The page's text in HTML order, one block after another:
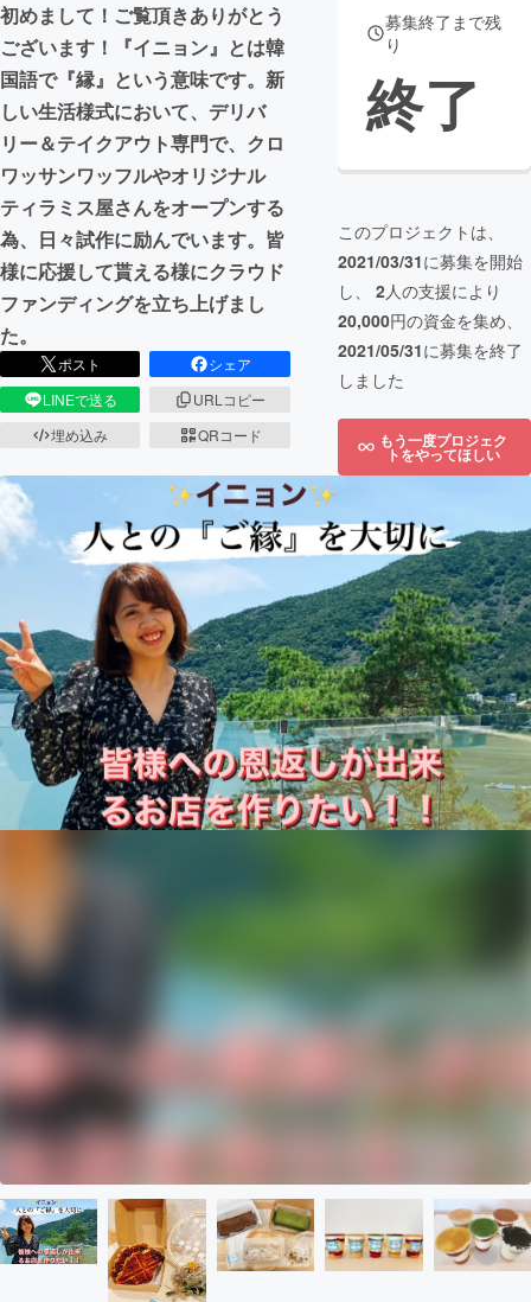
初めまして！ご覧頂きありがとう
ございます！『イニョン』とは韓
国語で『縁』という意味です。新
しい生活様式において、デリバ
リー＆テイクアウト専門で、クロ
ワッサンワッフルやオリジナル
ティラミス屋さんをオープンする
為、日々試作に励んでいます。皆
様に応援して貰える様にクラウド
ファンディングを立ち上げまし
た。
ポスト
シェア
LINEで送る
URLコピー
埋め込み
QRコード
募集終了まで残
り
終了
このプロジェクトは、
2021/03/31に募集を開始
し、 2人の支援により
20,000円の資金を集め、
2021/05/31に募集を終了
しました
もう一度プロジェク
トをやってほしい